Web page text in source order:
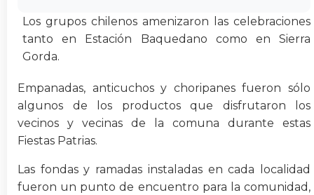
Los grupos chilenos amenizaron las celebraciones
tanto en Estación Baquedano como en Sierra
Gorda.
Empanadas, anticuchos y choripanes fueron sólo
algunos de los productos que disfrutaron los
vecinos y vecinas de la comuna durante estas
Fiestas Patrias.
Las fondas y ramadas instaladas en cada localidad
fueron un punto de encuentro para la comunidad,